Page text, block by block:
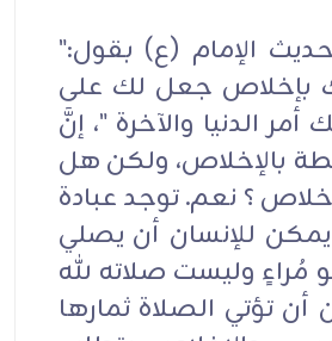
الإمام (ع) بقول:"
بإخلاص جعل لك على
الدنيا والآخرة "، إنَّ
بالإخلاص، ولكن هل
؟ نعم. توجد عبادة
يمكن للإنسان أن يصلي
مُراءٍ وليست صلاته لله
أن تؤتي الصلاة ثمارها